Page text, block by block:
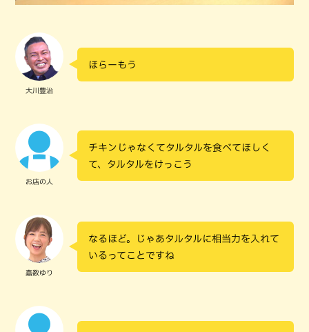
大川豊治
ほらーもう
お店の人
チキンじゃなくてタルタルを食べてほしく
て、タルタルをけっこう
嘉数ゆり
なるほど。じゃあタルタルに相当力を入れて
いるってことですね